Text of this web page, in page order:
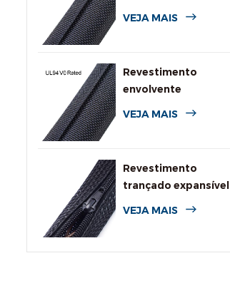
VEJA MAIS
Revestimento
envolvente
VEJA MAIS
Revestimento
trançado expansível
VEJA MAIS